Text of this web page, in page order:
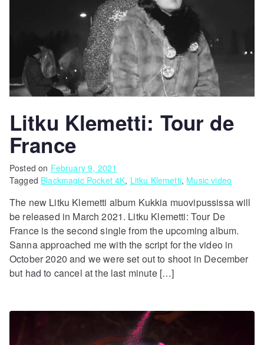
Litku Klemetti: Tour de
France
Posted on February 9, 2021
Tagged Blackmagic Pocket 4K, Litku Klemetti, Music video
The new Litku Klemetti album Kukkia muovipussissa will
be released in March 2021. Litku Klemetti: Tour De
France is the second single from the upcoming album.
Sanna approached me with the script for the video in
October 2020 and we were set out to shoot in December
but had to cancel at the last minute […]